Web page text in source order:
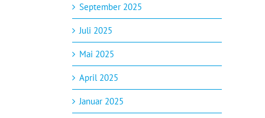
September 2025
Juli 2025
Mai 2025
April 2025
Januar 2025